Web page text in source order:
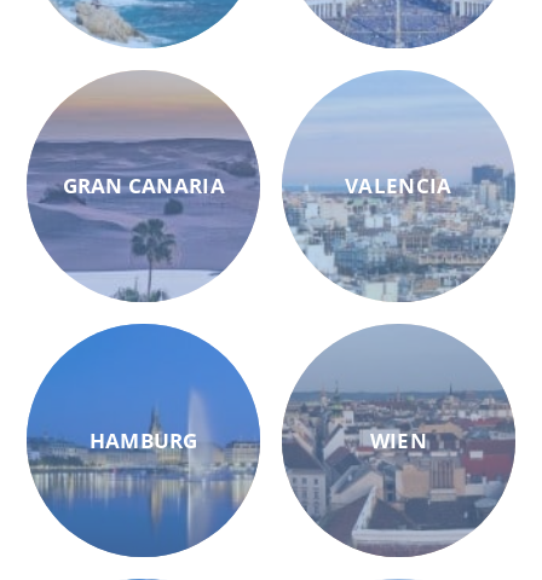
GRAN CANARIA
HAMBURG
VALENCIA
WIEN